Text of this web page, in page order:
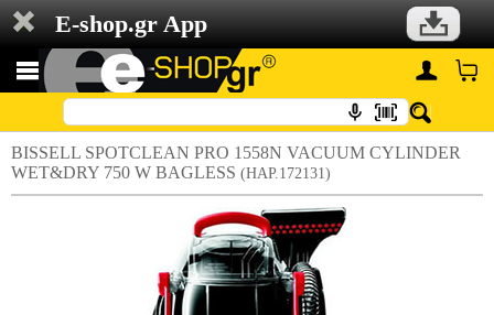
E-shop.gr App
BISSELL SPOTCLEAN PRO 1558N VACUUM CYLINDER
WET&DRY 750 W BAGLESS (HAP.172131)